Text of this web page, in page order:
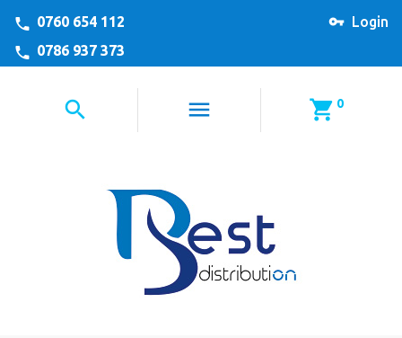
Login
0760 654 112
0786 937 373
0